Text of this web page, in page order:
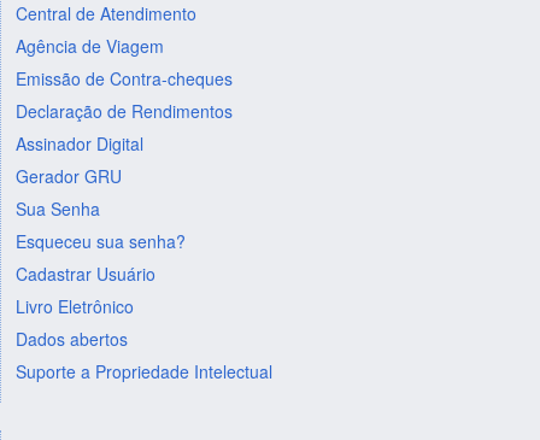
Central de Atendimento
Agência de Viagem
Emissão de Contra-cheques
Declaração de Rendimentos
Assinador Digital
Gerador GRU
Sua Senha
Esqueceu sua senha?
Cadastrar Usuário
Livro Eletrônico
Dados abertos
Suporte a Propriedade Intelectual